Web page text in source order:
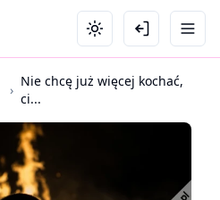
›
Nie chcę już więcej kochać,
ci...